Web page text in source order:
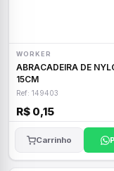
WORKER
ABRACADEIRA DE
15CM
Ref: 149403
R$ 0,15
Carrinho